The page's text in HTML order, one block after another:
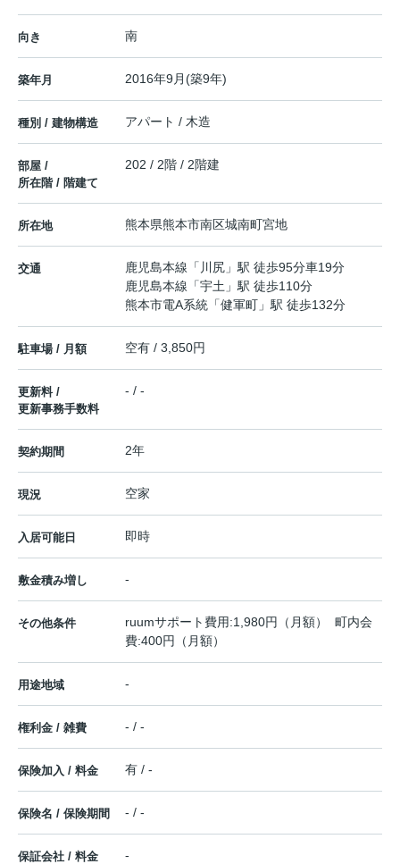
向き 南
築年月 2016年9月(築9年)
種別 / 建物構造 アパート / 木造
部屋 /
所在階 / 階建て
202 / 2階 / 2階建
所在地 熊本県熊本市南区城南町宮地
交通 鹿児島本線 「 川尻 」駅 徒歩95分車19分
鹿児島本線 「宇土 」駅 徒歩110分
熊本市電A系統 「健軍町 」駅 徒歩132分
駐車場 / 月額 空有 / 3,850円
更新料 /
更新事務手数料
- / -
契約期間 2年
現況 空家
入居可能日 即時
敷金積み増し -
その他条件
ruumサポート費用:1,980円（月額） 町内会
費:400円（月額）
用途地域 -
権利金 / 雑費 - / -
保険加入 / 料金 有 / -
保険名 / 保険期間 - / -
保証会社 / 料金
-